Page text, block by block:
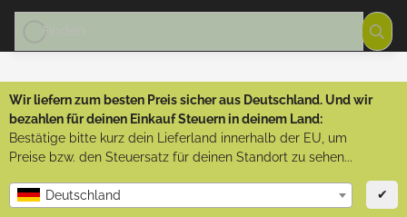
Wir liefern zum besten Preis sicher aus Deutschland. Und wir
bezahlen für deinen Einkauf Steuern in deinem Land:
Bestätige bitte kurz dein Lieferland innerhalb der EU, um
Preise bzw. den Steuersatz für deinen Standort zu sehen...
Deutschland ✔